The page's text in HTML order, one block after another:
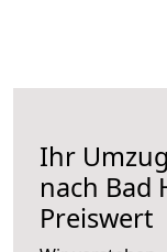
Ihr
nach Bad
Preiswert